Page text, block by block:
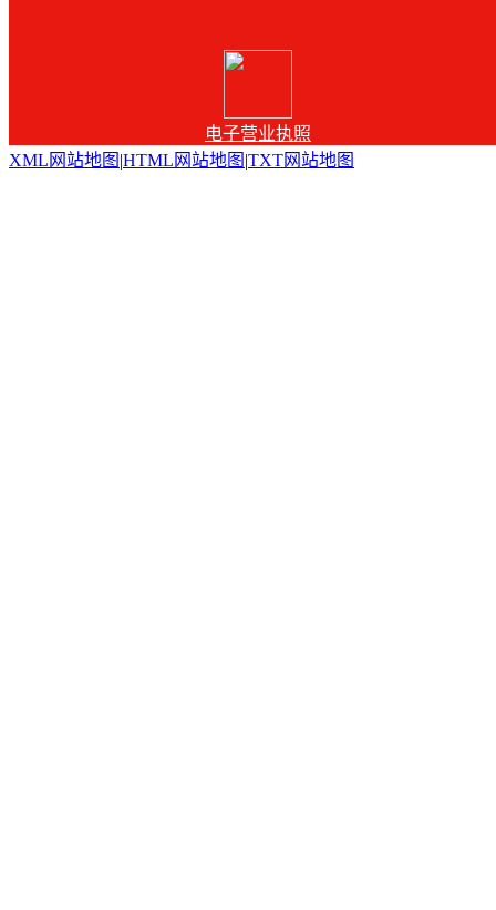
电子营业执照
XML网站地图 |HTML网站地图 |TXT网站地图